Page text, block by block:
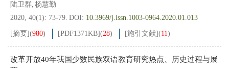
陆卫群, 杨慧勤
2020, 40(1): 73-79. DOI: 10.3969/j.issn.1003-0964.2020.01.013
[摘要](980) [PDF1371KB](28) [施引文献](11)
改革开放40年我国少数民族双语教育研究热点、历史过程与展